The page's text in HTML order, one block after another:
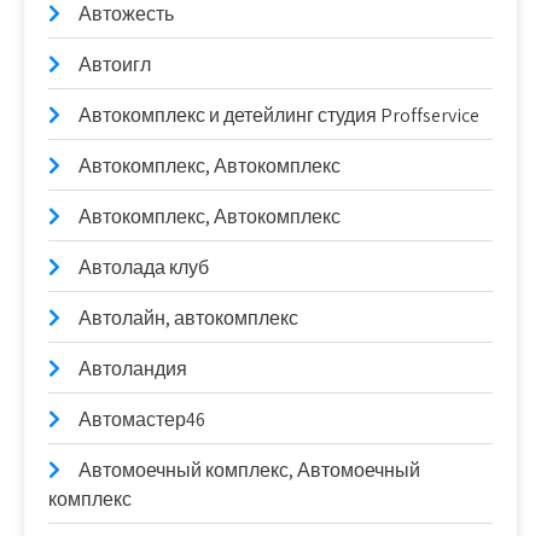
Автожесть
Автоигл
Автокомплекс и детейлинг студия Proffservice
Автокомплекс, Автокомплекс
Автокомплекс, Автокомплекс
Автолада клуб
Автолайн, автокомплекс
Автоландия
Автомастер46
Автомоечный комплекс, Автомоечный
комплекс